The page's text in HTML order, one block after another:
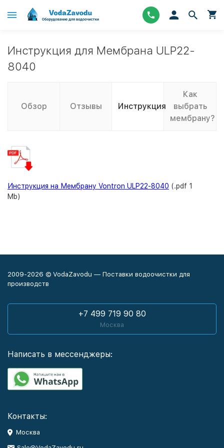
Инструкция для Мембрана ULP22-
8040
Обзор Отзывы Инструкция
Как
выбрать
мембрану?
Инструкция на Мембрану Vontron ULP22-8040 (.pdf 1
Mb)
2009-2026 © VodaZavodu — Поставки водоочистки для
производств
+7 499 719 90 80
Москва
Написать в мессенджеры:
Контакты:
Москва